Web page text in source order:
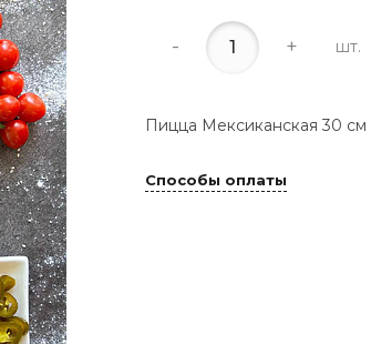
- + шт.
Пицца Мексиканская 30 см
Способы оплаты